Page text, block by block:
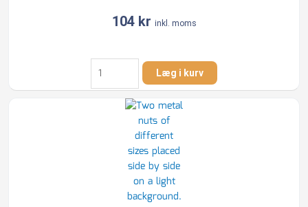
104 kr inkl. moms
2"
1.1/4"
Nippelmuffe
Læg i kurv